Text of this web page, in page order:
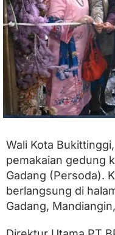
n
g
g
R
e
s
m
i
k
a
G
e
d
u
n
g
K
n
Wali Kota
pemakaian gedung
Gadang (Persoda).
berlangsung di
Gadang,